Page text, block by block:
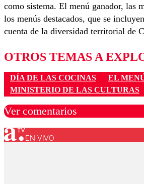
como sistema. El menú ganador, las
los menús destacados, que se
cuenta de la diversidad territorial de
OTROS TEMAS A
DÍA DE LAS COCINAS
EL
MINISTERIO DE LAS CULTURAS
Ver comentarios
Los comentarios son moderados
EN VIVO